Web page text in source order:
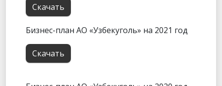
Скачать
Бизнес-план АО «Узбекуголь» на 2021 год
Скачать